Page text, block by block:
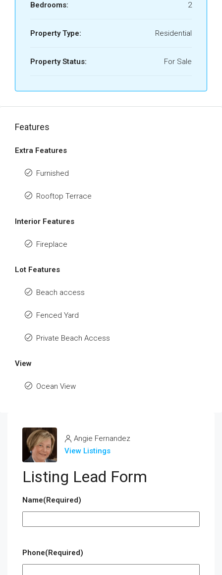
Bedrooms: 2
Property Type: Residential
Property Status: For Sale
Features
Extra Features
Furnished
Rooftop Terrace
Interior Features
Fireplace
Lot Features
Beach access
Fenced Yard
Private Beach Access
View
Ocean View
Angie Fernandez
View Listings
Listing Lead Form
Name(Required)
Phone(Required)